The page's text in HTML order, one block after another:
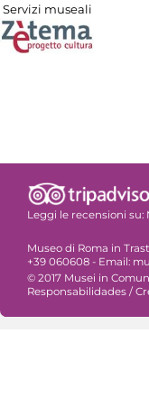
Servizi museali
Leggi le recensioni su:
Museo di Roma in
+39 060608 - Email:
© 2017 Musei in
Responsabilidades /